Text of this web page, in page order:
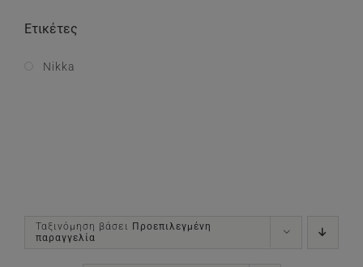
Ταξινόμηση βάσει Προεπιλεγμένη
παραγγελία
Ετικέτες
Nikka